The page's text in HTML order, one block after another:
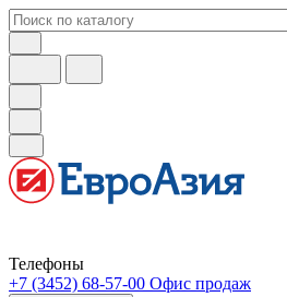
Телефоны
+7 (3452) 68-57-00 Офис продаж